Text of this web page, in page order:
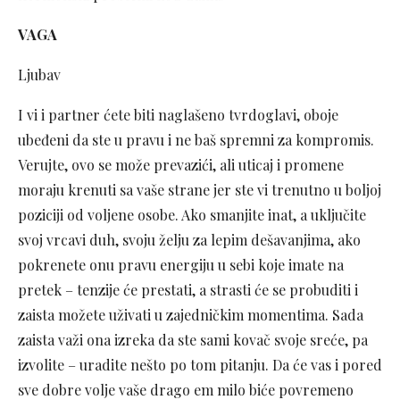
VAGA
Ljubav
I vi i partner ćete biti naglašeno tvrdoglavi, oboje
ubeđeni da ste u pravu i ne baš spremni za kompromis.
Verujte, ovo se može prevazići, ali uticaj i promene
moraju krenuti sa vaše strane jer ste vi trenutno u boljoj
poziciji od voljene osobe. Ako smanjite inat, a uključite
svoj vrcavi duh, svoju želju za lepim dešavanjima, ako
pokrenete onu pravu energiju u sebi koje imate na
pretek – tenzije će prestati, a strasti će se probuditi i
zaista možete uživati u zajedničkim momentima. Sada
zaista važi ona izreka da ste sami kovač svoje sreće, pa
izvolite – uradite nešto po tom pitanju. Da će vas i pored
sve dobre volje vaše drago em milo biće povremeno